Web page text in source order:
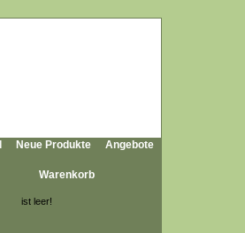
Neue Produkte Angebote
Warenkorb
ist leer!